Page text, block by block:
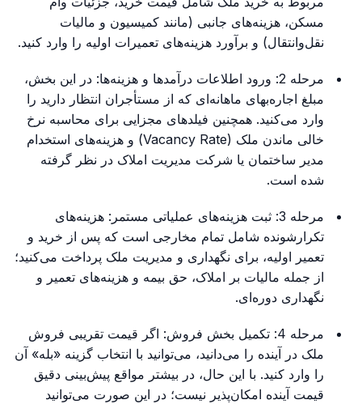
مسکن، هزینه‌های جانبی (مانند کمیسیون و مالیات
نقل‌وانتقال) و برآورد هزینه‌های تعمیرات اولیه را وارد کنید.
مرحله 2: ورود اطلاعات درآمدها و هزینه‌ها: در این بخش،
مبلغ اجاره‌بهای ماهانه‌ای که از مستأجران انتظار دارید را
وارد می‌کنید. همچنین فیلدهای مجزایی برای محاسبه نرخ
خالی ماندن ملک (Vacancy Rate) و هزینه‌های استخدام
مدیر ساختمان یا شرکت مدیریت املاک در نظر گرفته
شده است.
مرحله 3: ثبت هزینه‌های عملیاتی مستمر: هزینه‌های
تکرارشونده شامل تمام مخارجی است که پس از خرید و
تعمیر اولیه، برای نگهداری و مدیریت ملک پرداخت می‌کنید؛
از جمله مالیات بر املاک، حق بیمه و هزینه‌های تعمیر و
نگهداری دوره‌ای.
مرحله 4: تکمیل بخش فروش: اگر قیمت تقریبی فروش
ملک در آینده را می‌دانید، می‌توانید با انتخاب گزینه «بله» آن
را وارد کنید. با این حال، در بیشتر مواقع پیش‌بینی دقیق
قیمت آینده امکان‌پذیر نیست؛ در این صورت می‌توانید